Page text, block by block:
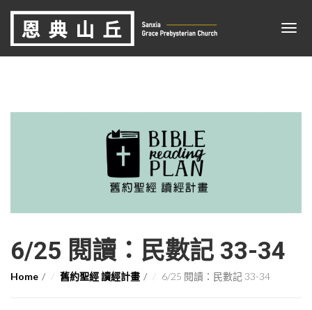
6/25 閱讀：民數記 33-34
Home 舊約聖經 讀經計畫 6/25 閱讀：民數記 33-34